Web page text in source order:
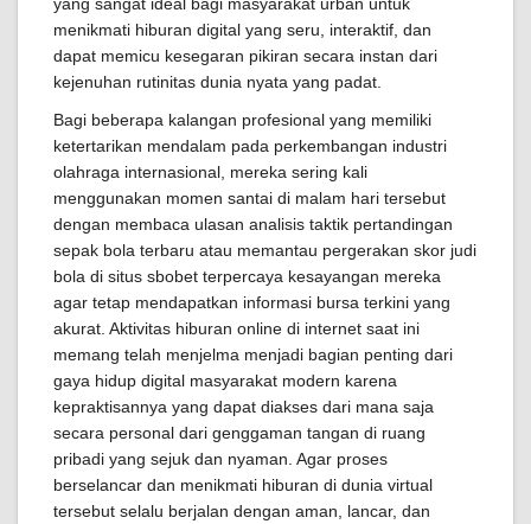
menikmati hiburan digital yang seru, interaktif, dan
dapat memicu kesegaran pikiran secara instan dari
kejenuhan rutinitas dunia nyata yang padat.
Bagi beberapa kalangan profesional yang memiliki
ketertarikan mendalam pada perkembangan industri
olahraga internasional, mereka sering kali
menggunakan momen santai di malam hari tersebut
dengan membaca ulasan analisis taktik pertandingan
sepak bola terbaru atau memantau pergerakan skor judi
bola di situs sbobet terpercaya kesayangan mereka
agar tetap mendapatkan informasi bursa terkini yang
akurat. Aktivitas hiburan online di internet saat ini
memang telah menjelma menjadi bagian penting dari
gaya hidup digital masyarakat modern karena
kepraktisannya yang dapat diakses dari mana saja
secara personal dari genggaman tangan di ruang
pribadi yang sejuk dan nyaman. Agar proses
berselancar dan menikmati hiburan di dunia virtual
tersebut selalu berjalan dengan aman, lancar, dan